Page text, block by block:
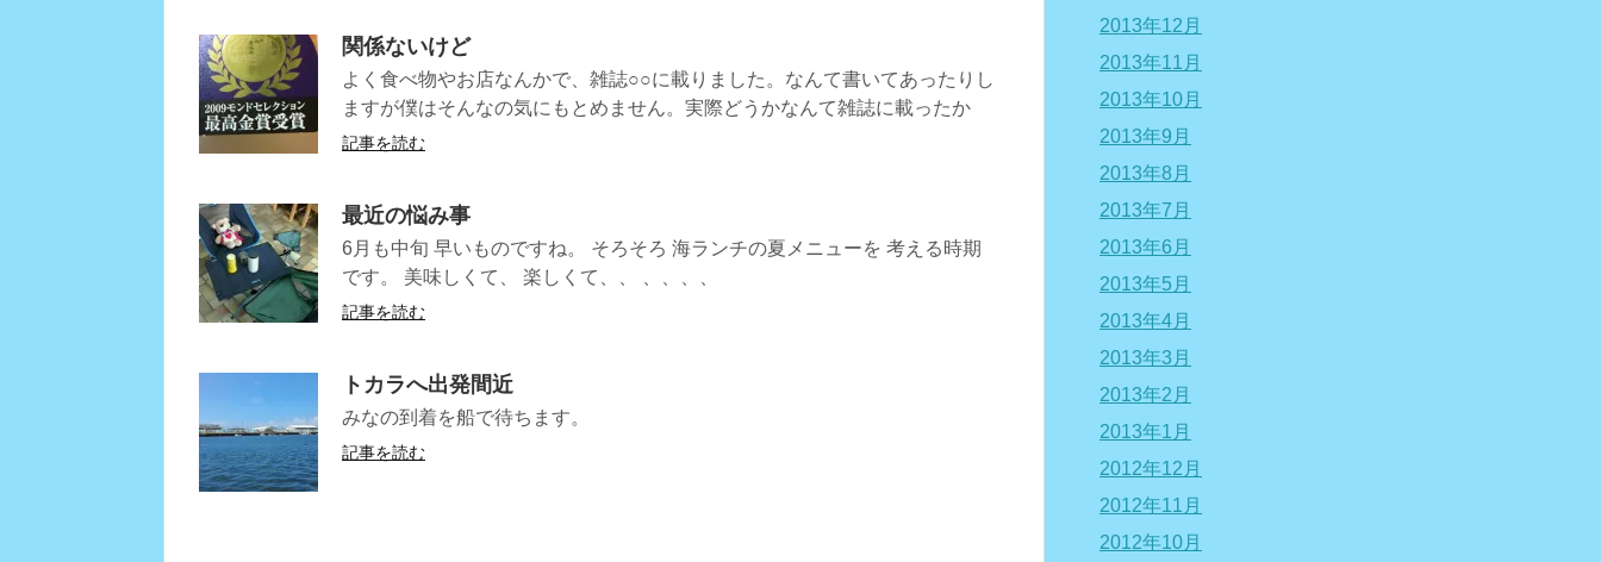
関係ないけど
よく食べ物やお店なんかで、雑誌○○に載りました。なんて書いてあったりし
ますが僕はそんなの気にもとめません。実際どうかなんて雑誌に載ったか
記事を読む
最近の悩み事
6月も中旬 早いものですね。 そろそろ 海ランチの夏メニューを 考える時期
です。 美味しくて、 楽しくて、、 、、、、
記事を読む
トカラへ出発間近
みなの到着を船で待ちます。
記事を読む
2013年12月
2013年11月
2013年10月
2013年9月
2013年8月
2013年7月
2013年6月
2013年5月
2013年4月
2013年3月
2013年2月
2013年1月
2012年12月
2012年11月
2012年10月